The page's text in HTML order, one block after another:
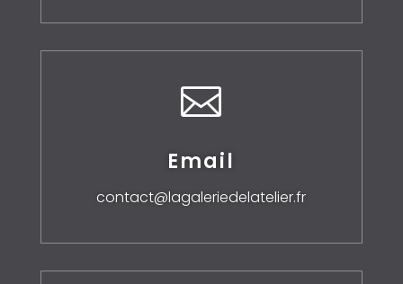

Email
contact@lagaleriedelatelier.fr